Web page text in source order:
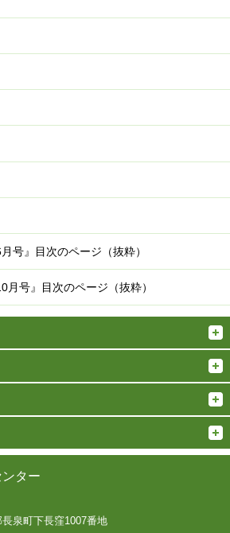
号』目次のページ（抜粋）
月号』目次のページ（抜粋）
ター
泉町下長窪1007番地